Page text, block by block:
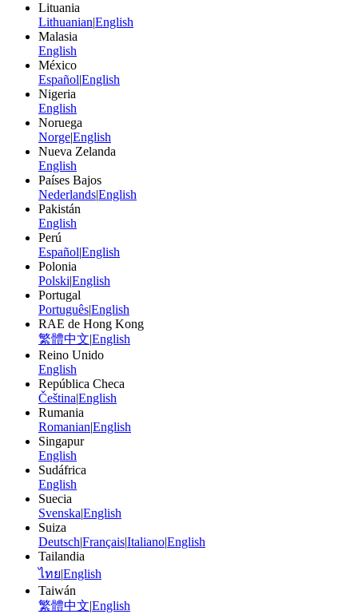
Lituania
Lithuanian|English
Malasia
English
México
Español|English
Nigeria
English
Noruega
Norge|English
Nueva Zelanda
English
Países Bajos
Nederlands|English
Pakistán
English
Perú
Español|English
Polonia
Polski|English
Portugal
Português|English
RAE de Hong Kong
繁體中文|English
Reino Unido
English
República Checa
Čeština|English
Rumania
Romanian|English
Singapur
English
Sudáfrica
English
Suecia
Svenska|English
Suiza
Deutsch|Français|Italiano|English
Tailandia
ไทย|English
Taiwán
繁體中文|English